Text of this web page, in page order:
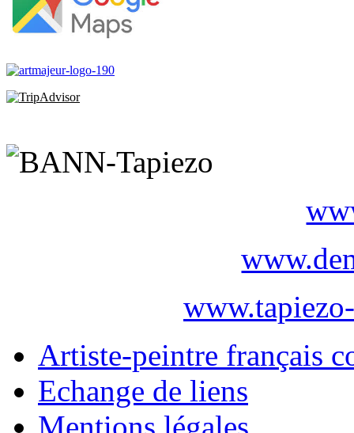
Artiste-peintre français
Echange de liens
Mentions légales